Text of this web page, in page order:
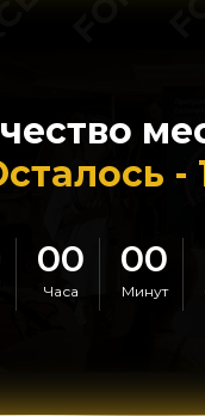
-
00
Часа
00
Минут